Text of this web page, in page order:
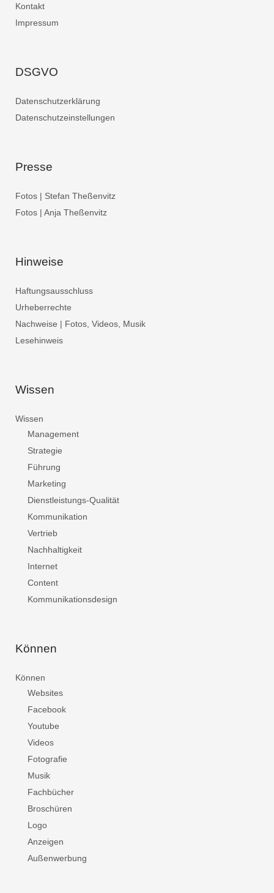
Kontakt
Impressum
DSGVO
Datenschutzerklärung
Datenschutzeinstellungen
Presse
Fotos | Stefan Theßenvitz
Fotos | Anja Theßenvitz
Hinweise
Haftungsausschluss
Urheberrechte
Nachweise | Fotos, Videos, Musik
Lesehinweis
Wissen
Wissen
Management
Strategie
Führung
Marketing
Dienstleistungs-Qualität
Kommunikation
Vertrieb
Nachhaltigkeit
Internet
Content
Kommunikationsdesign
Können
Können
Websites
Facebook
Youtube
Videos
Fotografie
Musik
Fachbücher
Broschüren
Logo
Anzeigen
Außenwerbung